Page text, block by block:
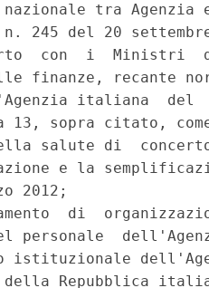
tra
245 del 20
con  i  Ministri
finanze, recante
italiana  del
13, sopra citato,
salute di
e la
2012;
di
personale
istituzionale
della Repubblica